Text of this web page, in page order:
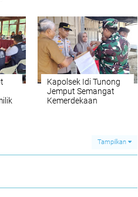
Kapolsek Idi Tunong
Jemput Semangat
Kemerdekaan
Tampilkan